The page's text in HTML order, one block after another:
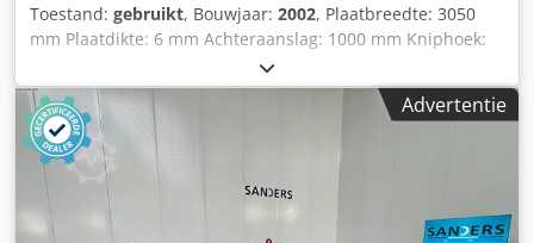
Toestand: gebruikt, Bouwjaar: 2002, Plaatbreedte: 3050
mm Plaatdikte: 6 mm Achteraanslag: 1000 mm Kniphoek:
0,5 - 3 ° Neerhouders: 18 stuks Dodpfoyrhvvsx Ad Ieck
Slagen per minuut: 9-17 sl/min Vermogensbehoefte totaal:
7,5 kW Benodigde ruimte ca.: 3800 x 2000 x 1600 mm
Gewicht: 4500 kg Uitrusting: - elektrische achteraanslag -
elektrische versteling van de kniphoek - handmatige
versteling van de snijspeling - besturing SP 9 -
beveiligingsinrichting achter de machine, incl. lichtscherm
- vingerbescherming aan de voorzijde - 1x zij-aanslag -
Advertentie